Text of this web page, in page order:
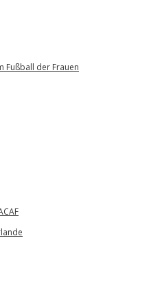
Fußball der Frauen